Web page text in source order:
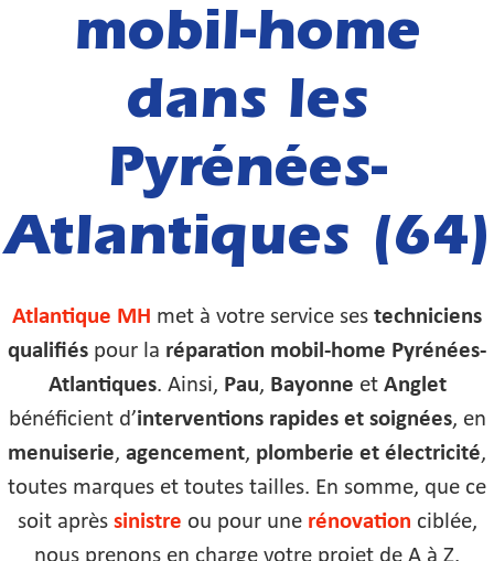
mobil-home
dans les
Pyrénées-
Atlantiques (64)
Atlantique MH met à votre service ses techniciens
qualifiés pour la réparation mobil-home Pyrénées-
Atlantiques. Ainsi, Pau, Bayonne et Anglet
bénéficient d’interventions rapides et soignées, en
menuiserie, agencement, plomberie et électricité,
toutes marques et toutes tailles. En somme, que ce
soit après sinistre ou pour une rénovation ciblée,
nous prenons en charge votre projet de A à Z.